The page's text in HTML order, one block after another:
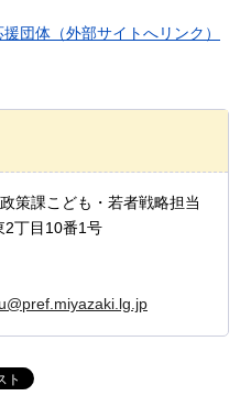
団体（外部サイトへリンク）
策課こども・若者戦略担当
丁目10番1号